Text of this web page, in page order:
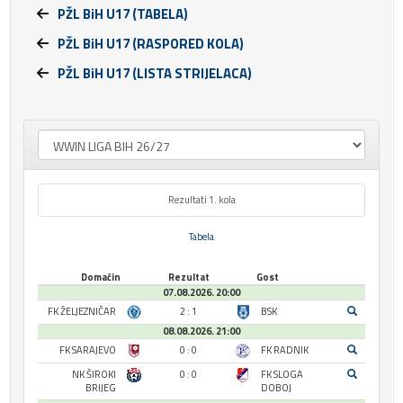
PŽL BiH U17 (TABELA)
PŽL BiH U17 (RASPORED KOLA)
PŽL BiH U17 (LISTA STRIJELACA)
Rezultati 1. kola
Tabela
Domaćin Rezultat
Gost
07.08.2026. 20:00
FK ŽELJEZNIČAR
2 : 1
BSK
08.08.2026. 21:00
FK SARAJEVO
0 : 0
FK RADNIK
NK ŠIROKI
BRIJEG
0 : 0
FK SLOGA
DOBOJ